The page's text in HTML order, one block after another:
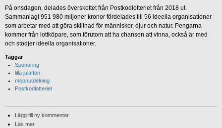
På onsdagen, delades överskottet från Postkodlotteriet från 2018 ut.
Sammanlagt 951 980 miljoner kronor fördelades till 56 ideella organisationer
som arbetar med att göra skillnad för människor, djur och natur. Pengarna
kommer från lottköpare, som förutom att ha chansen att vinna, också är med
och stödjer ideella organisationer.
Taggar
Sponsring
lilla julafton
miljonutdelning
Postkodlotteriet
Lägg till ny kommentar
Läs mer